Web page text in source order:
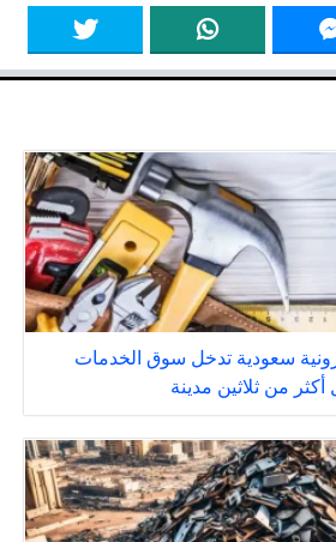
سعودية تدخل سوق الخدمات
أكثر من ثلاثين مدينة